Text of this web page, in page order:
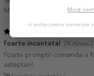
Mirela,
foarte incantata! 28 Június
Foarte prompti! comanda a
asteptari!
Most
A kedvezmény személyre